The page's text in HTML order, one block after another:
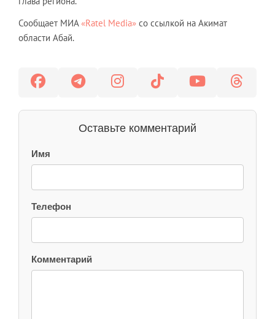
Сообщает МИА «Ratel Media» со ссылкой на Акимат
области Абай.
Оставьте комментарий
Имя
Телефон
Комментарий